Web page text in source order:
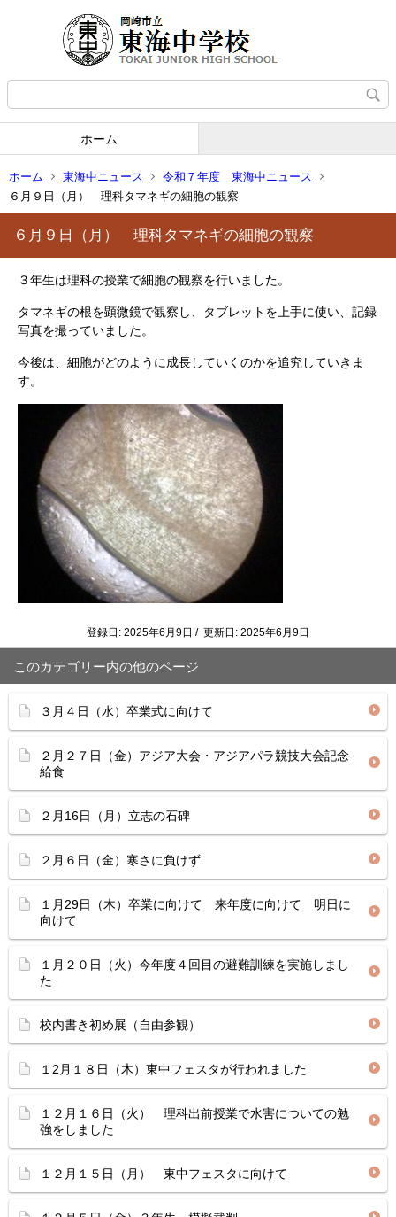
ホーム
ホーム 東海中ニュース
令和７年度 東海中ニュース
６月９日（月） 理科タマネギの細胞の観察
６月９日（月） 理科タマネギの細胞の観察
３年生は理科の授業で細胞の観察を行いました。
タマネギの根を顕微鏡で観察し、タブレットを上手に使い、記録
写真を撮っていました。
今後は、​細胞がどのように成長していくのかを追究していきま
す。
登録日: 2025年6月9日 / 更新日: 2025年6月9日
このカテゴリー内の他のページ
３月４日（水）卒業式に向けて
２月２７日（金）アジア大会・アジアパラ競技大会記念
給食
２月16日（月）立志の石碑
２月６日（金）寒さに負けず
１月29日（木）卒業に向けて 来年度に向けて 明日に
向けて
１月２０日（火）今年度４回目の避難訓練を実施しまし
た
校内書き初め展（自由参観）
１2月１８日（木）東中フェスタが行われました
１２月１６日（火） 理科出前授業で水害についての勉
強をしました
１２月１５日（月） 東中フェスタに向けて